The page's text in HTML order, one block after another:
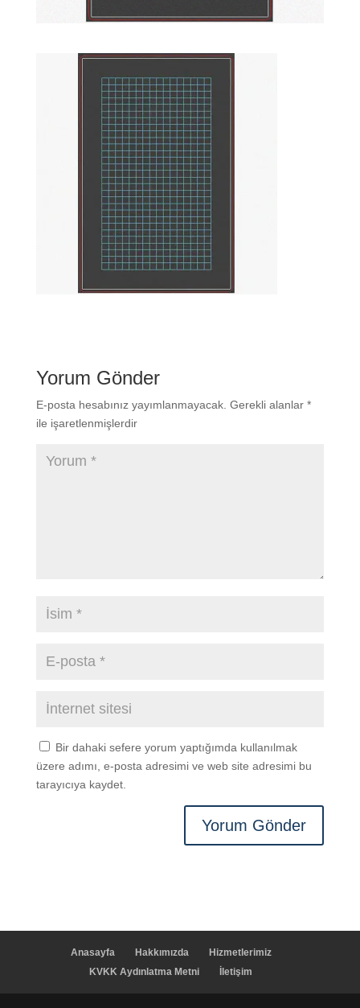
Yorum Gönder
E-posta hesabınız yayımlanmayacak. Gerekli alanlar *
ile işaretlenmişlerdir
Bir dahaki sefere yorum yaptığımda kullanılmak
üzere adımı, e-posta adresimi ve web site adresimi bu
tarayıcıya kaydet.
Anasayfa Hakkımızda
Hizmetlerimiz
KVKK Aydınlatma Metni
İletişim